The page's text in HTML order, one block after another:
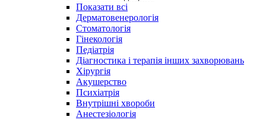
Показати всі
Дерматовенерологія
Стоматологія
Гінекологія
Педіатрія
Діагностика і терапія інших захворювань
Хірургія
Акушерство
Психіатрія
Внутрішні хвороби
Анестезіологія